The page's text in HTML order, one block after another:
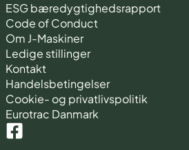
ESG bæredygtighedsrapport
Code of Conduct
Om J-Maskiner
Ledige stillinger
Kontakt
Handelsbetingelser
Cookie- og privatlivspolitik
Eurotrac Danmark